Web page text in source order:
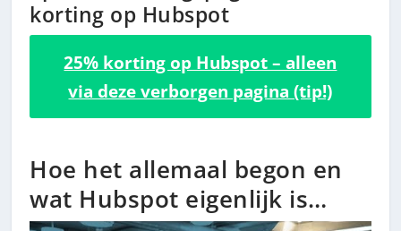
korting op Hubspot
25% korting op Hubspot – alleen
via deze verborgen pagina (tip!)
Hoe het allemaal begon en
wat Hubspot eigenlijk is…